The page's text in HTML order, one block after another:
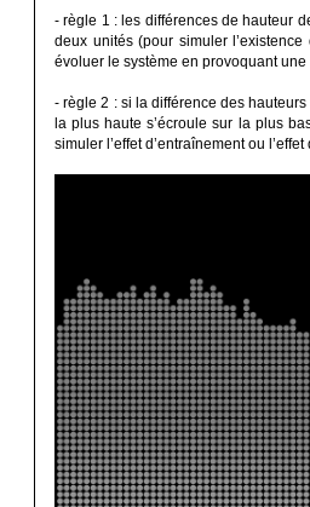
- règle 1 : les différences de hauteur
deux unités (pour simuler
évoluer le système en provoquant
- règle 2 : si la différence des
la plus haute s’écroule sur la plus
simuler l’effet d’entraînement ou